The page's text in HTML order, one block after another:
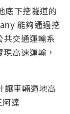
底下挖隧道的
能夠通過挖
交通運輸系
高速運輸，